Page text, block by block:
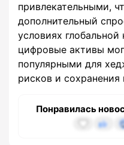
привлекательными,
дополнительный
условиях глобальной
цифровые активы
популярными для
рисков и сохранения
Понравилась